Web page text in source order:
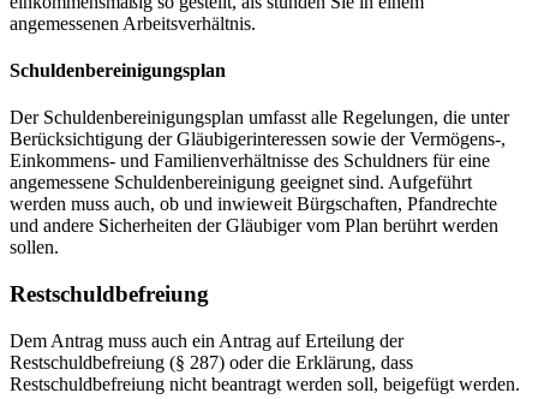
angemessenen Arbeitsverhältnis.
Schuldenbereinigungsplan
Der Schuldenbereinigungsplan umfasst alle Regelungen, die unter
Berücksichtigung der Gläubigerinteressen sowie der Vermögens-,
Einkommens- und Familienverhältnisse des Schuldners für eine
angemessene Schuldenbereinigung geeignet sind. Aufgeführt
werden muss auch, ob und inwieweit Bürgschaften, Pfandrechte
und andere Sicherheiten der Gläubiger vom Plan berührt werden
sollen.
Restschuldbefreiung
Dem Antrag muss auch ein Antrag auf Erteilung der
Restschuldbefreiung (§ 287) oder die Erklärung, dass
Restschuldbefreiung nicht beantragt werden soll, beigefügt werden.